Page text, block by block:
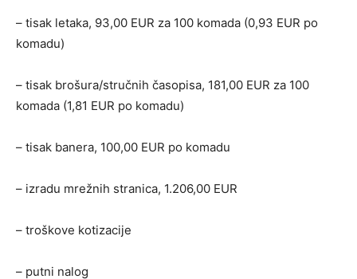
– tisak letaka, 93,00 EUR za 100 komada (0,93 EUR po
komadu)
– tisak brošura/stručnih časopisa, 181,00 EUR za 100
komada (1,81 EUR po komadu)
– tisak banera, 100,00 EUR po komadu
– izradu mrežnih stranica, 1.206,00 EUR
– troškove kotizacije
– putni nalog